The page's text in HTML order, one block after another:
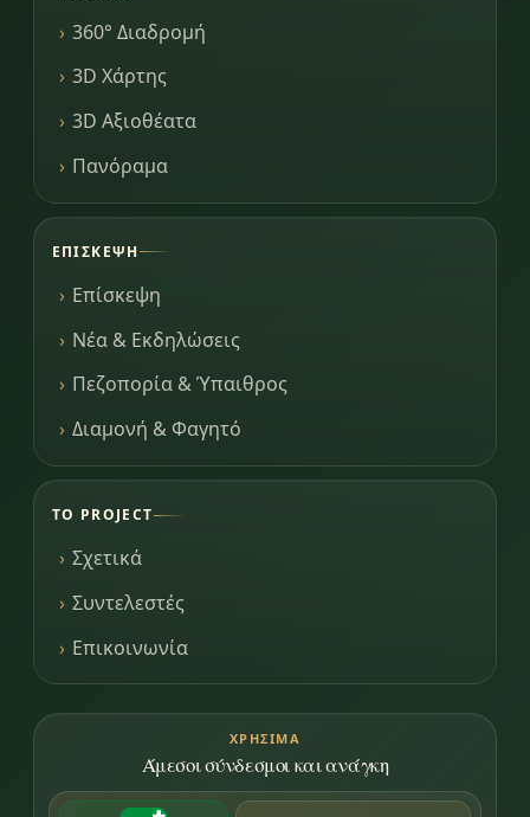
360° Διαδρομή
3D Χάρτης
3D Αξιοθέατα
Πανόραμα
ΕΠΊΣΚΕΨΗ
Επίσκεψη
Νέα & Εκδηλώσεις
Πεζοπορία & Ύπαιθρος
Διαμονή & Φαγητό
ΤΟ PROJECT
Σχετικά
Συντελεστές
Επικοινωνία
ΧΡΉΣΙΜΑ
Άμεσοι σύνδεσμοι και ανάγκη